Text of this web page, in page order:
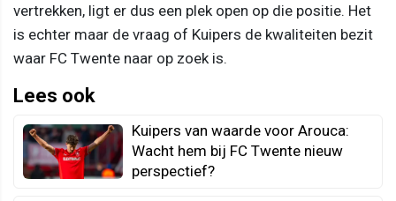
vertrekken, ligt er dus een plek open op die positie. Het
is echter maar de vraag of Kuipers de kwaliteiten bezit
waar FC Twente naar op zoek is.
Lees ook
Kuipers van waarde voor Arouca:
Wacht hem bij FC Twente nieuw
perspectief?